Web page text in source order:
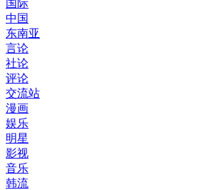
国际
中国
东南亚
言论
社论
评论
交流站
漫画
娱乐
明星
影视
音乐
韩流